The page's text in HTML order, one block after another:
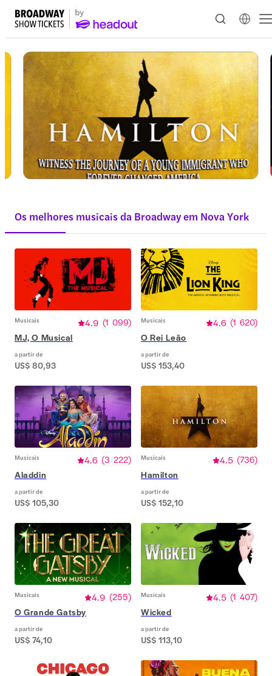
Os melhores musicais da Broadway em Nova York
Musicais 4.9 (1 099)
MJ, O Musical
a partir de
US$ 80,93
Musicais 4.6 (1 620)
O Rei Leão
a partir de
US$ 153,40
Musicais 4.6 (3 222)
Aladdin
a partir de
US$ 105,30
Musicais 4.5 (736)
Hamilton
a partir de
US$ 152,10
Musicais 4.9 (255)
O Grande Gatsby
a partir de
US$ 74,10
Musicais 4.5 (1 407)
Wicked
a partir de
US$ 113,10